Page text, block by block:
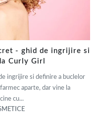
- ghid de ingrijire si
Curly Girl
ingrijire si definire a buclelor
aparte, dar vine la
cu...